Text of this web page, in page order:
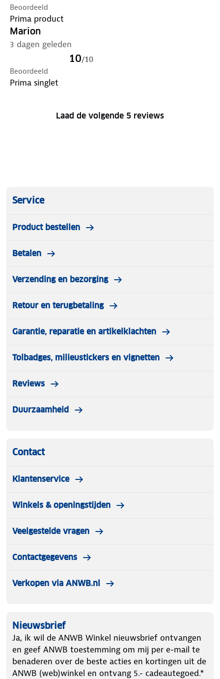
Beoordeeld
Prima product
Marion
3 dagen geleden
10/10
Beoordeeld
Prima singlet
Laad de volgende 5 reviews
Service
Product bestellen
Betalen
Verzending en bezorging
Retour en terugbetaling
Garantie, reparatie en artikelklachten
Tolbadges, milieustickers en vignetten
Reviews
Duurzaamheid
Contact
Klantenservice
Winkels & openingstijden
Veelgestelde vragen
Contactgegevens
Verkopen via ANWB.nl
Nieuwsbrief
Ja, ik wil de ANWB Winkel nieuwsbrief ontvangen
en geef ANWB toestemming om mij per e-mail te
benaderen over de beste acties en kortingen uit de
ANWB (web)winkel en ontvang 5.- cadeautegoed.*